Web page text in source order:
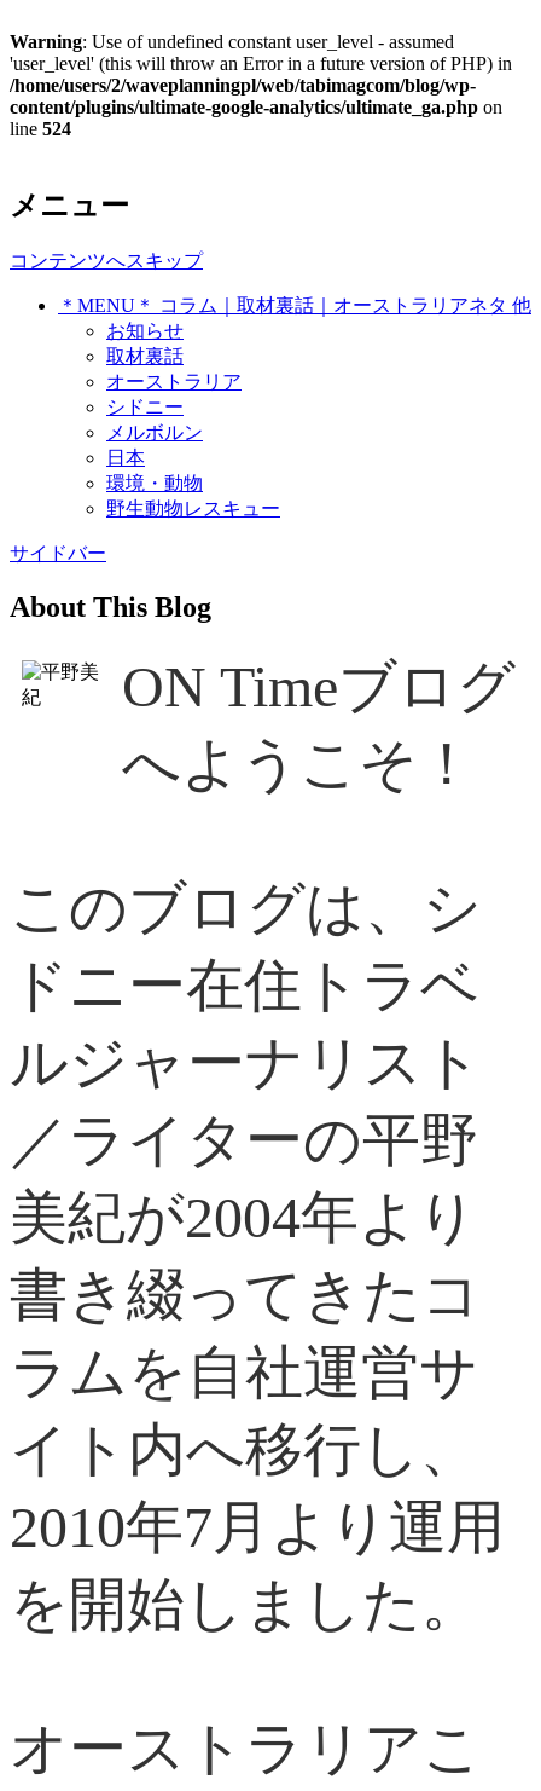
Warning: Use of undefined constant user_level - assumed
'user_level' (this will throw an Error in a future version of PHP) in
/home/users/2/waveplanningpl/web/tabimagcom/blog/wp-
content/plugins/ultimate-google-analytics/ultimate_ga.php on
line 524
On Time ～ オンタイム シド
ニー発 トラベルジャーナリス
トのネタ帳
オーストラリア・シドニー在住、トラ
ベルジャーナリストの世界各地で拾っ
メニュー
コンテンツへスキップ
＊MENU＊ コラム｜取材裏話｜オーストラリアネタ 他
お知らせ
取材裏話
オーストラリア
シドニー
メルボルン
日本
環境・動物
野生動物レスキュー
サイドバー
About This Blog
ON Timeブログ
へようこそ！
このブログは、シ
ドニー在住トラベ
ルジャーナリスト
／ライターの平野
美紀が2004年より
書き綴ってきたコ
ラムを自社運営サ
イト内へ移行し、
2010年7月より運用
を開始しました。
オーストラリアこ